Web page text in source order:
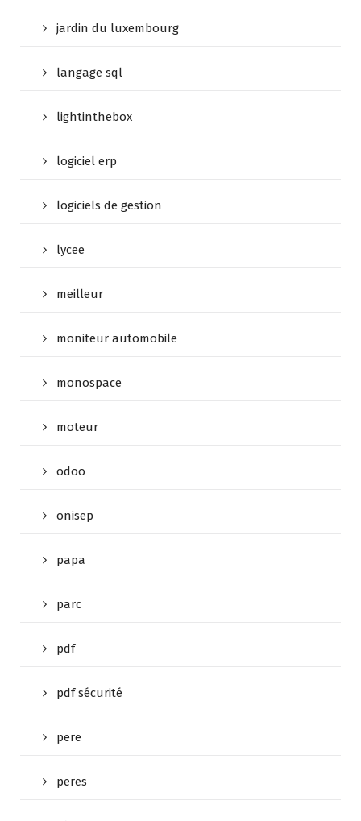
jardin du luxembourg
langage sql
lightinthebox
logiciel erp
logiciels de gestion
lycee
meilleur
moniteur automobile
monospace
moteur
odoo
onisep
papa
parc
pdf
pdf sécurité
pere
peres